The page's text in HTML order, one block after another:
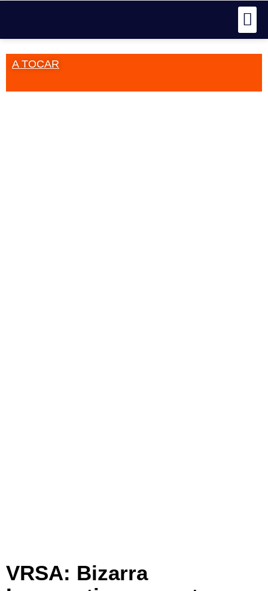
A TOCAR
VRSA: Bizarra